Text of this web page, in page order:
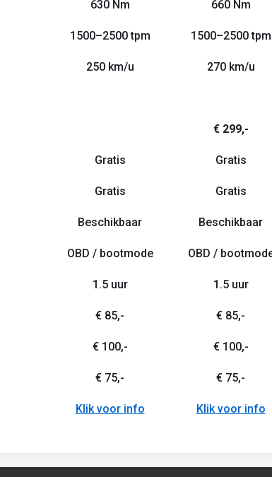
630 Nm 660 Nm
1500–2500 tpm 1500–2500 tpm
250 km/u 270 km/u
€ 299,-
Gratis Gratis
Gratis Gratis
Beschikbaar Beschikbaar
OBD / bootmode OBD /
1.5 uur 1.5 uur
€ 85,- € 85,-
€ 100,- € 100,-
€ 75,- € 75,-
Klik voor info Klik voor info